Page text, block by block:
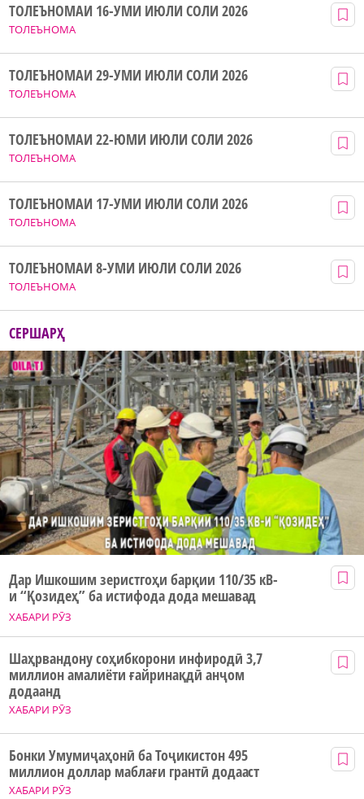
ТОЛЕЪНОМА
ТОЛЕЪНОМАИ 16-УМИ ИЮЛИ СОЛИ 2026
ТОЛЕЪНОМА
ТОЛЕЪНОМАИ 29-УМИ ИЮЛИ СОЛИ 2026
ТОЛЕЪНОМА
ТОЛЕЪНОМАИ 22-ЮМИ ИЮЛИ СОЛИ 2026
ТОЛЕЪНОМА
ТОЛЕЪНОМАИ 17-УМИ ИЮЛИ СОЛИ 2026
ТОЛЕЪНОМА
ТОЛЕЪНОМАИ 8-УМИ ИЮЛИ СОЛИ 2026
СЕРШАРҲ
ХАБАРИ РӮЗ
Дар Ишкошим зеристгоҳи барқии 110/35 кВ-
и “Қозидеҳ” ба истифода дода мешавад
ХАБАРИ РӮЗ
Шаҳрвандону соҳибкорони инфиродӣ 3,7
миллион амалиёти ғайринақдӣ анҷом
додаанд
ХАБАРИ РӮЗ
Бонки Умумиҷаҳонӣ ба Тоҷикистон 495
миллион доллар маблағи грантӣ додааст